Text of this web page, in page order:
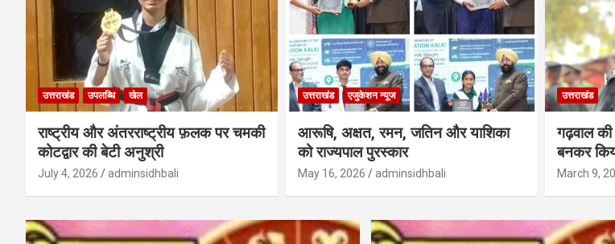
उत्तराखंड उपलब्धि खेल
राष्ट्रीय और अंतरराष्ट्रीय फ़लक पर चमकी
कोटद्वार की बेटी अनुश्री
July 4, 2026 adminsidhbali
उत्तराखंड एजुकेशन न्‍यूज
आरूषि, अक्षत, रमन, जतिन और याशिका
को राज्यपाल पुरस्कार
May 16, 2026 adminsidhbali
उत्तराखंड
गढ़वाल की
बनकर
March 9,